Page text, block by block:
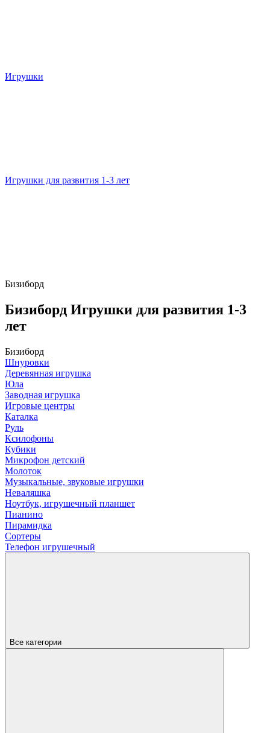
Игрушки
Игрушки для развития 1-3 лет
Бизиборд
Бизиборд Игрушки для развития 1-3
лет
Бизиборд
Шнуровки
Деревянная игрушка
Юла
Заводная игрушка
Игровые центры
Каталка
Руль
Ксилофоны
Кубики
Микрофон детский
Молоток
Музыкальные, звуковые игрушки
Неваляшка
Ноутбук, игрушечный планшет
Пианино
Пирамидка
Сортеры
Телефон игрушечный
Все категории